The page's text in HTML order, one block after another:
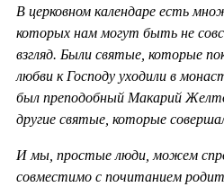
В церковном календаре есть
которых нам могут быть не
взгляд. Были святые, которые
любви к Господу уходили в
был преподобный Макарий
другие святые, которые
И мы, простые люди, можем
совместимо с почитанием